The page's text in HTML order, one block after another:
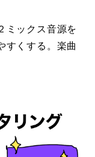
ミックス音源を
すくする。楽曲